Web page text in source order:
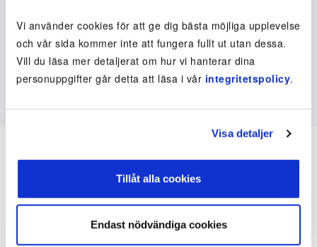
Vi använder cookies för att ge dig bästa möjliga upplevelse
och vår sida kommer inte att fungera fullt ut utan dessa.
Vill du läsa mer detaljerat om hur vi hanterar dina
personuppgifter går detta att läsa i vår integritetspolicy.
Visa detaljer
Tillåt alla cookies
Endast nödvändiga cookies
Inte kund ännu? Kom
igång nu!